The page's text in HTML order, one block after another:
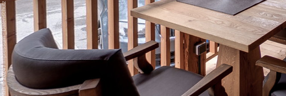
/
Impressum
-
Datenschutz